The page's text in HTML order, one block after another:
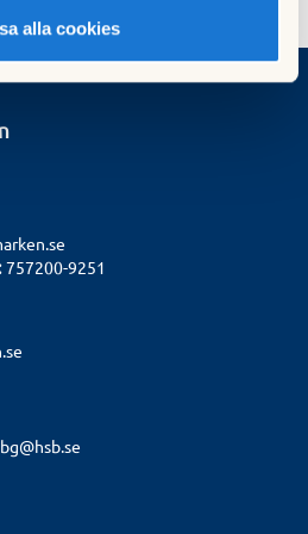
alla cookies
757200-9251